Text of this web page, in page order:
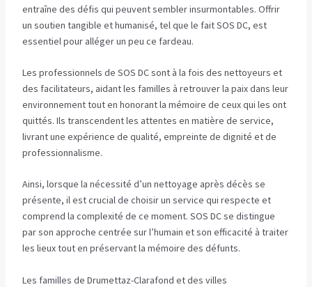
entraîne des défis qui peuvent sembler insurmontables. Offrir
un soutien tangible et humanisé, tel que le fait SOS DC, est
essentiel pour alléger un peu ce fardeau.
Les professionnels de SOS DC sont à la fois des nettoyeurs et
des facilitateurs, aidant les familles à retrouver la paix dans leur
environnement tout en honorant la mémoire de ceux qui les ont
quittés. Ils transcendent les attentes en matière de service,
livrant une expérience de qualité, empreinte de dignité et de
professionnalisme.
Ainsi, lorsque la nécessité d’un nettoyage après décès se
présente, il est crucial de choisir un service qui respecte et
comprend la complexité de ce moment. SOS DC se distingue
par son approche centrée sur l’humain et son efficacité à traiter
les lieux tout en préservant la mémoire des défunts.
Les familles de Drumettaz-Clarafond et des villes